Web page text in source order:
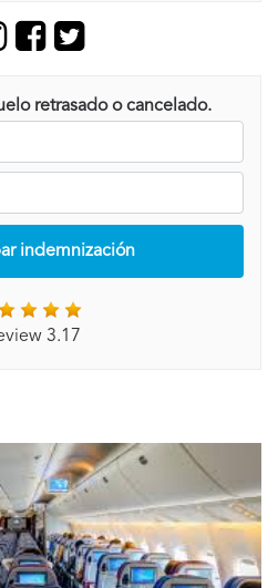
retrasado o cancelado.
indemnización
3.17